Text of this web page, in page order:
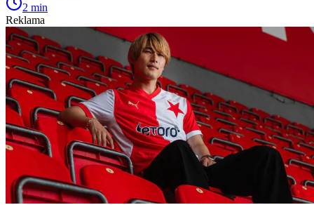
2 min
Reklama